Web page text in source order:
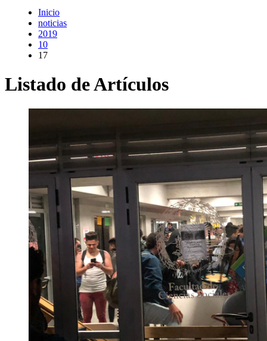
Inicio
noticias
2019
10
17
Listado de Artículos